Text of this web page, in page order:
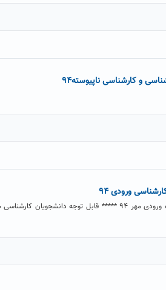
و کارشناسی ناپیوسته۹۴
ورودی ۹۴
قابل توجه دانشجویان کارشناسی دختر نوبت دوم متقاضی خوابگاه ورودی مهر ۹۴ ***** قابل توجه